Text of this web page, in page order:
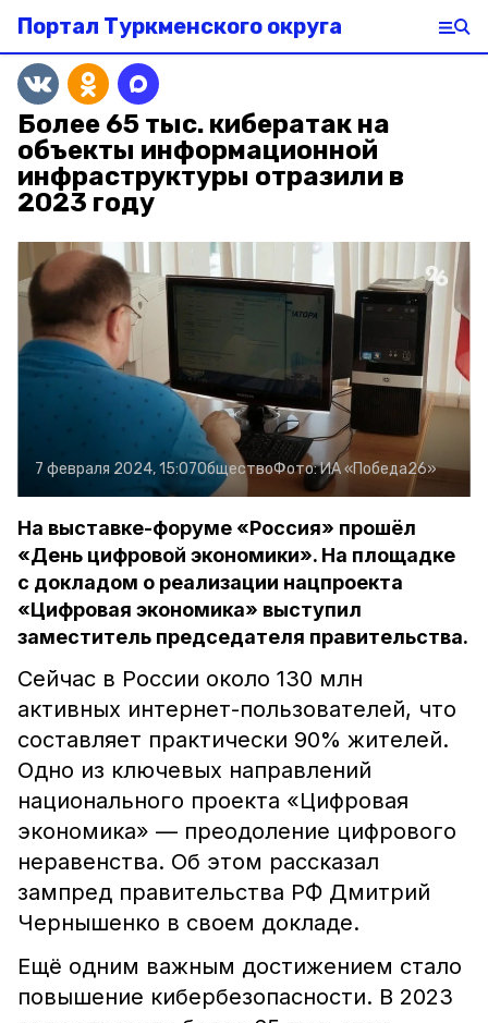
Портал Туркменского округа
Более 65 тыс. кибератак на
объекты информационной
инфраструктуры отразили в
2023 году
7 февраля 2024, 15:07ОбществоФото:ИА «Победа26»
На выставке-форуме «Россия» прошёл
«День цифровой экономики». На площадке
с докладом о реализации нацпроекта
«Цифровая экономика» выступил
заместитель председателя правительства.
Сейчас в России около 130 млн
активных интернет-пользователей, что
составляет практически 90% жителей.
Одно из ключевых направлений
национального проекта «Цифровая
экономика» — преодоление цифрового
неравенства. Об этом рассказал
зампред правительства РФ Дмитрий
Чернышенко в своем докладе.
Ещё одним важным достижением стало
повышение кибербезопасности. В 2023